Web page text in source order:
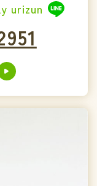
urizun